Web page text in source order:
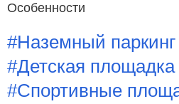
Особенности
#Наземный паркинг
#Детская площадка
#Спортивные